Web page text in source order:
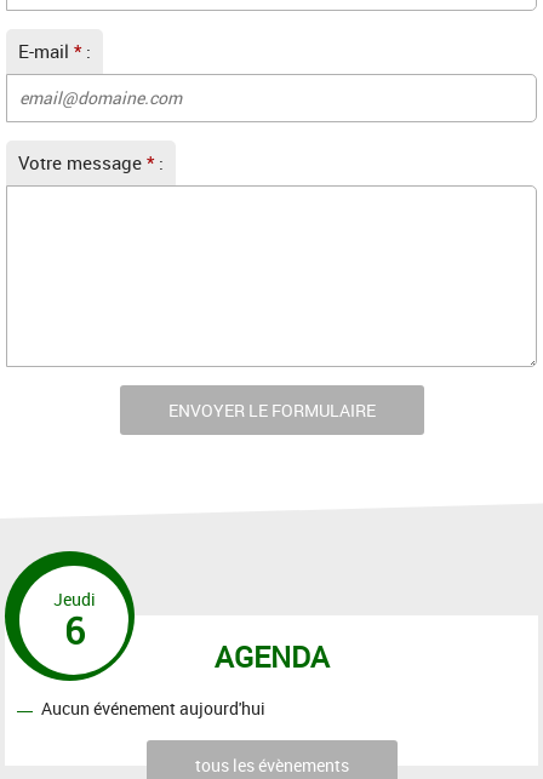
E-mail *:
Votre message *:
AGENDA
Jeudi
6
Aucun événement aujourd'hui
tous les évènements